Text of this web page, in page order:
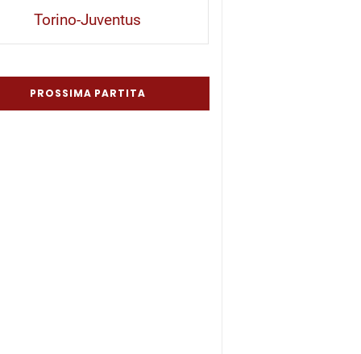
Torino-Juventus
PROSSIMA PARTITA